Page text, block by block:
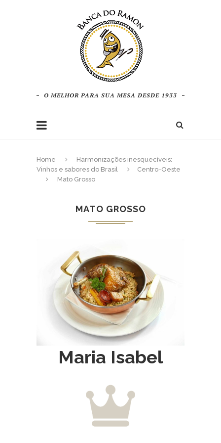
O MELHOR PARA SUA MESA DESDE 1933
Home
Harmonizações inesquecíveis:
Vinhos e sabores do Brasil
Centro-Oeste
Mato Grosso
MATO GROSSO
Maria Isabel